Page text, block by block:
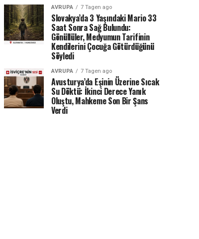
AVRUPA 7 Tagen ago
Slovakya’da 3 Yaşındaki Mario 33
Saat Sonra Sağ Bulundu:
Gönüllüler, Medyumun Tarifinin
Kendilerini Çocuğa Götürdüğünü
Söyledi
AVRUPA 7 Tagen ago
Avusturya’da Eşinin Üzerine Sıcak
Su Döktü: İkinci Derece Yanık
Oluştu, Mahkeme Son Bir Şans
Verdi